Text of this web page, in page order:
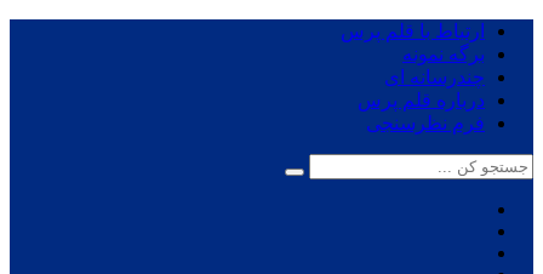
ارتباط با قلم پرس
برگه نمونه
چندرسانه ای
درباره قلم پرس
فرم نظرسنجی